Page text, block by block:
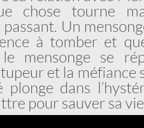
chose tourne
Un
à tomber et
le mensonge se
et la
plonge dans
pour sauver sa